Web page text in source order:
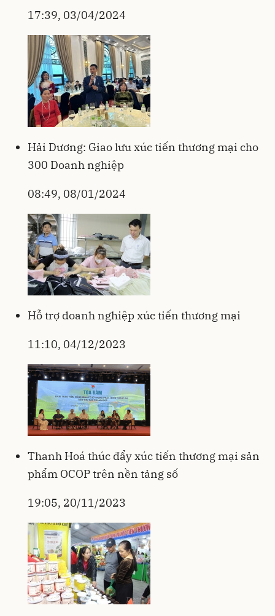
17:39, 03/04/2024
Hải Dương: Giao lưu xúc tiến thương mại cho
300 Doanh nghiệp
08:49, 08/01/2024
Hỗ trợ doanh nghiệp xúc tiến thương mại
11:10, 04/12/2023
Thanh Hoá thúc đẩy xúc tiến thương mại sản
phẩm OCOP trên nền tảng số
19:05, 20/11/2023